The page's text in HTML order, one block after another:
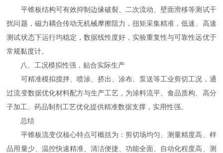
平锥板结构可有效抑制边缘破裂、二次流动、壁面滑移等测试干
扰问题，磁力耦合传动无机械摩擦阻力，扭矩采集精准，低速、高速
测试状态下运行均稳定，数据线性度好，实验重复性与可靠性远优于
常规黏度计。
八、工况模拟性强，贴合实际生产
可精准模拟搅拌、喷涂、挤出、涂布、泵送等工业剪切工况，通
过流变数据优化材料配方与生产工艺，为涂料流平、食品质构、高分
子加工、药品制剂工艺优化提供精准数据支撑，实用性强。
总结
平锥板流变仪核心特点可概括为：剪切场均匀、测量精度高、样
品用量少、温控快速精准、清洁便捷、功能全面、自动化程度高、测